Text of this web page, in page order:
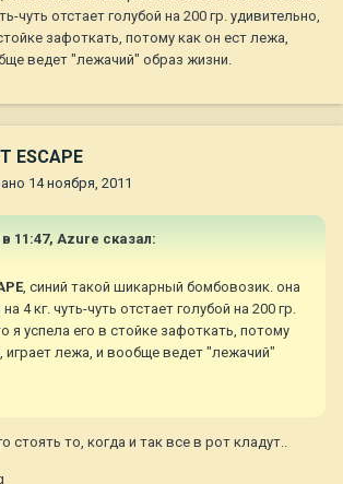
чуть отстает голубой на 200 гр. удивительно,
зафоткать, потому как он ест лежа,
ведет "лежачий" образ жизни.
ESCAPE
14 ноября, 2011
в 11:47, Azure сказал:
, синий такой шикарный бомбовозик. она
4 кг. чуть-чуть отстает голубой на 200 гр.
я успела его в стойке зафоткать, потому
играет лежа, и вообще ведет "лежачий"
стоять то, когда и так все в рот кладут..